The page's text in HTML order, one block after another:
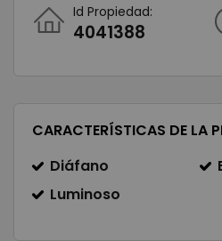
Id Propiedad:
4041388
CARACTERÍSTICAS DE LA
Diáfano
Luminoso